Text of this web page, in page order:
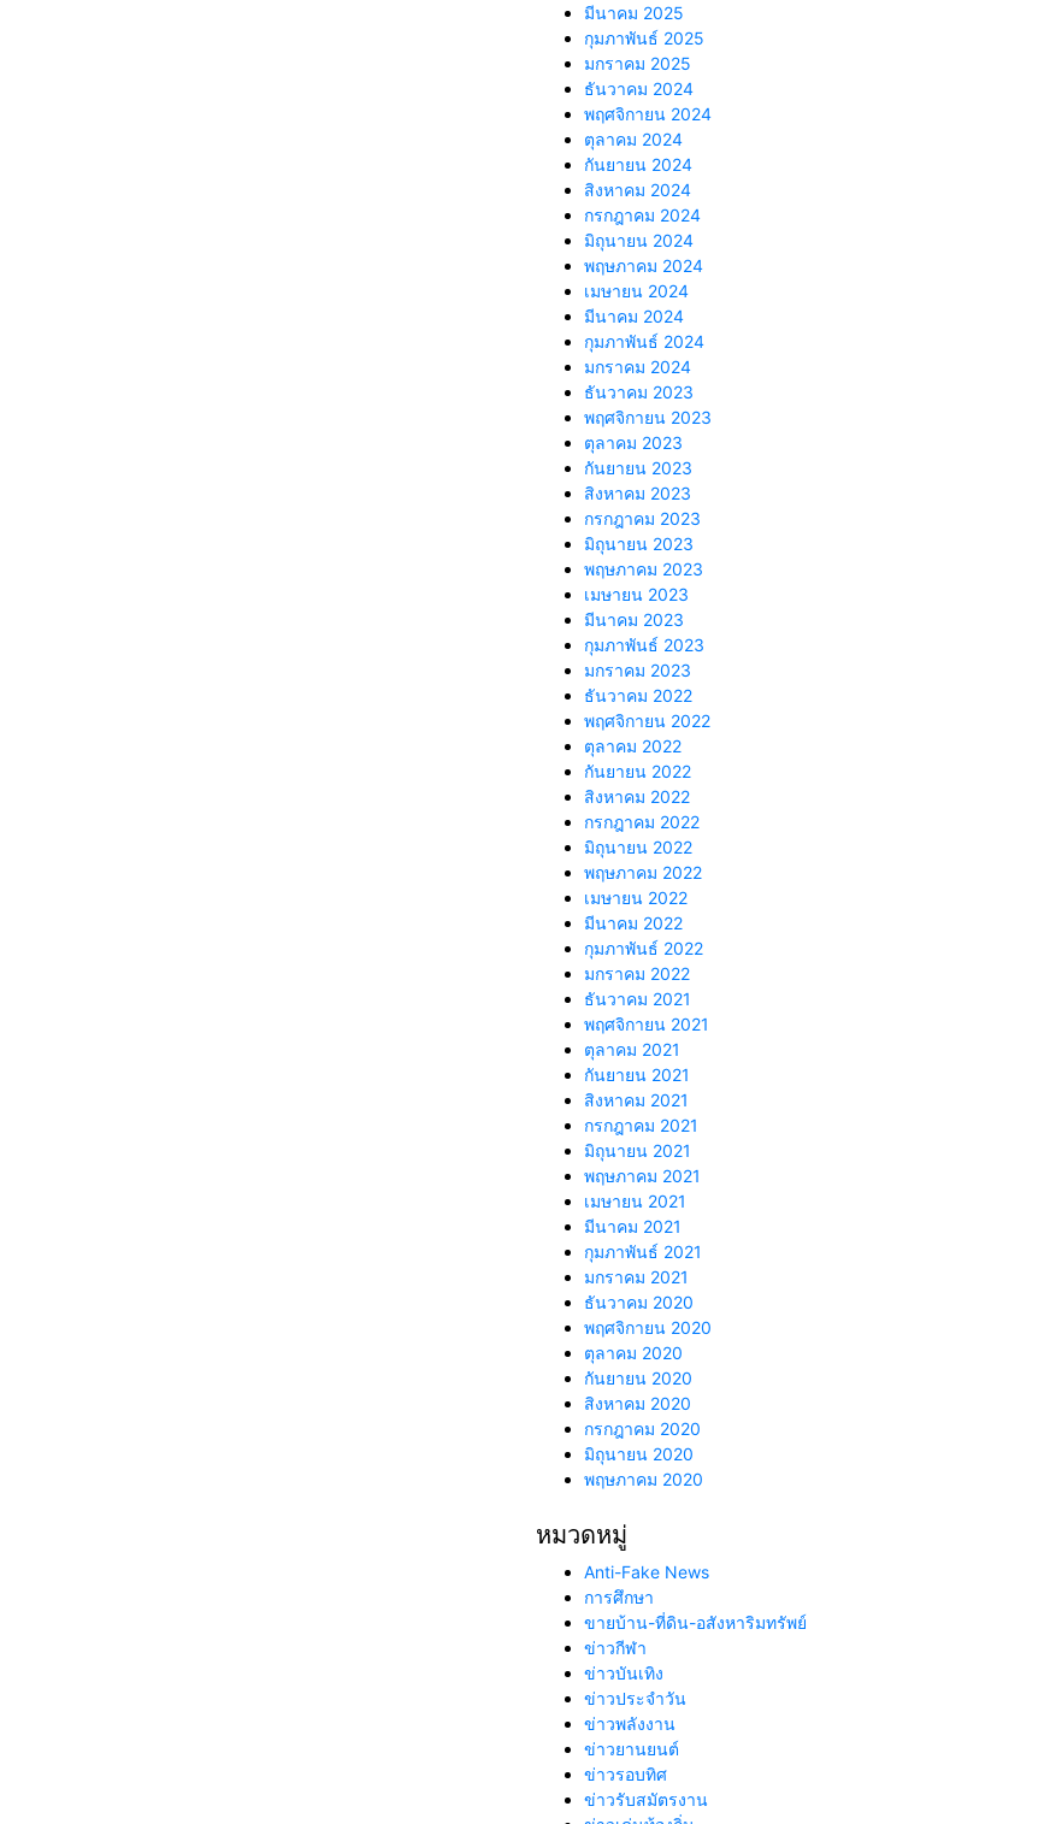
มีนาคม 2025
กุมภาพันธ์ 2025
มกราคม 2025
ธันวาคม 2024
พฤศจิกายน 2024
ตุลาคม 2024
กันยายน 2024
สิงหาคม 2024
กรกฎาคม 2024
มิถุนายน 2024
พฤษภาคม 2024
เมษายน 2024
มีนาคม 2024
กุมภาพันธ์ 2024
มกราคม 2024
ธันวาคม 2023
พฤศจิกายน 2023
ตุลาคม 2023
กันยายน 2023
สิงหาคม 2023
กรกฎาคม 2023
มิถุนายน 2023
พฤษภาคม 2023
เมษายน 2023
มีนาคม 2023
กุมภาพันธ์ 2023
มกราคม 2023
ธันวาคม 2022
พฤศจิกายน 2022
ตุลาคม 2022
กันยายน 2022
สิงหาคม 2022
กรกฎาคม 2022
มิถุนายน 2022
พฤษภาคม 2022
เมษายน 2022
มีนาคม 2022
กุมภาพันธ์ 2022
มกราคม 2022
ธันวาคม 2021
พฤศจิกายน 2021
ตุลาคม 2021
กันยายน 2021
สิงหาคม 2021
กรกฎาคม 2021
มิถุนายน 2021
พฤษภาคม 2021
เมษายน 2021
มีนาคม 2021
กุมภาพันธ์ 2021
มกราคม 2021
ธันวาคม 2020
พฤศจิกายน 2020
ตุลาคม 2020
กันยายน 2020
สิงหาคม 2020
กรกฎาคม 2020
มิถุนายน 2020
พฤษภาคม 2020
หมวดหมู่
Anti-Fake News
การศึกษา
ขายบ้าน-ที่ดิน-อสังหาริมทรัพย์
ข่าวกีฬา
ข่าวบันเทิง
ข่าวประจำวัน
ข่าวพลังงาน
ข่าวยานยนต์
ข่าวรอบทิศ
ข่าวรับสมัตรงาน